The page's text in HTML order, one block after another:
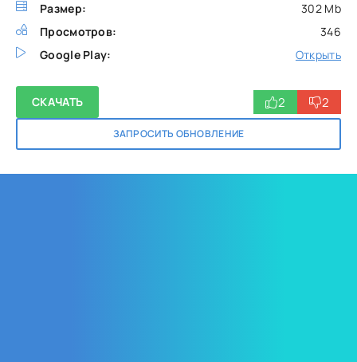
Размер:
302 Mb
Просмотров:
346
Google Play:
Открыть
СКАЧАТЬ
ЗАПРОСИТЬ ОБНОВЛЕНИЕ
2 2